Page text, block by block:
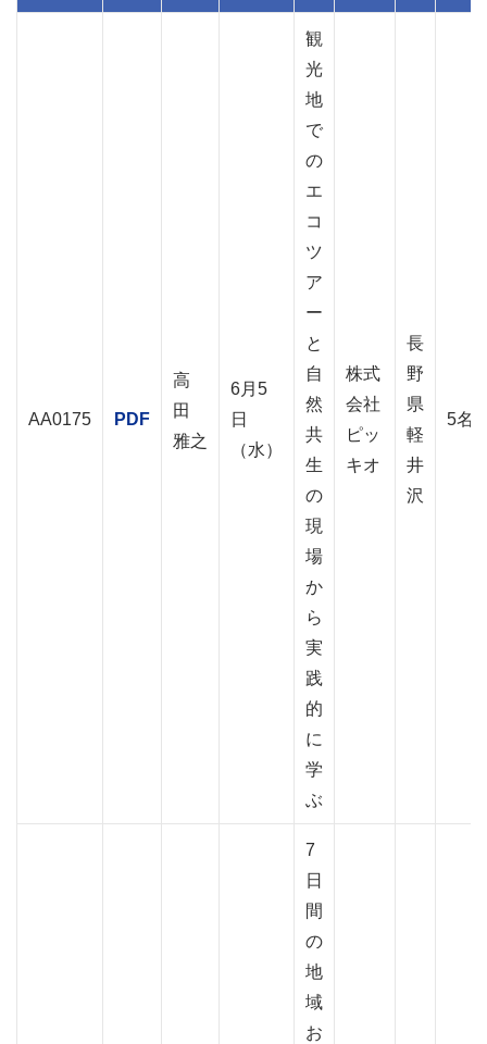
AA0175 PDF
高
田
雅之
6月5
日
（水）
観
光
地
で
の
エ
コ
ツ
ア
ー
と
自
然
共
生
の
現
場
か
ら
実
践
的
に
学
ぶ
株式
会社
ピッ
キオ
長
野
県
軽
井
沢
5名
7
日
間
の
地
域
お